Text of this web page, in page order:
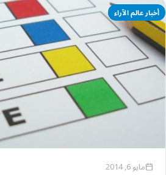
أخبار عالم الآراء
مايو 6, 2014